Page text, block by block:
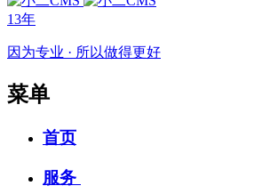
13年
因为专业 · 所以做得更好
菜单
首页
服务